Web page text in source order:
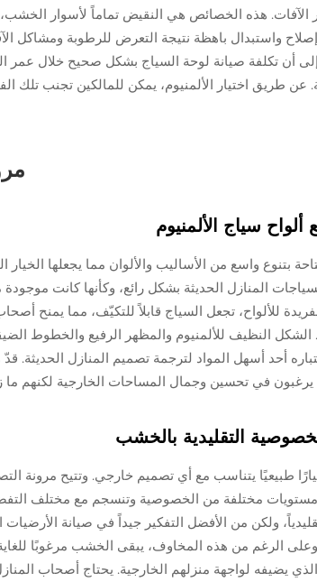
الآفات. هذه الخصائص هي النقيض تماماً لأسوار
واستبدال باهظة نتيجة التعرض للرطوبة ومشاكل
عن طريق اختيار الألمنيوم، يمكن للمالكين تجنب
سياج الألمنيوم
بتنوع واسع من الأساليب والألوان مما يجعلها
المنازل الحديثة بشكل رائع، وكأنها كانت
للألواح، تجعل السياج قابلاً للتكيّف، مما يمنح
الشكل النظيف للألمنيوم والمظهر الرفيع والخطوط
أحد أسهل المواد لترجمة تصميم المنازل الحديثة. قدّ
يرغبون في تحسين وجمال المساحات الخارجية لكنهم ما
التقليدية بالخشب
طبيعيًا يتناسب مع أي تصميم خارجي. وتتيح مرونة
مختلفة من الخصوصية وتنسجم مع مختلف
ولكن من الأفضل التفكير جيداً في صيانة الأرضيات
الرغم من هذه المخاوف، يبقى الخشب مرغوبًا
يضيفه لواجهة منزلهم الخارجية. يحتاج أصحاب